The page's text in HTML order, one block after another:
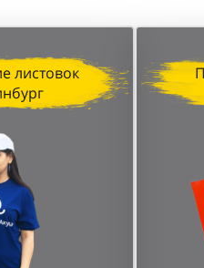
листовок